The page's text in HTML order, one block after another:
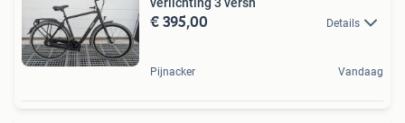
€ 395,00 Details
Pijnacker Vandaag